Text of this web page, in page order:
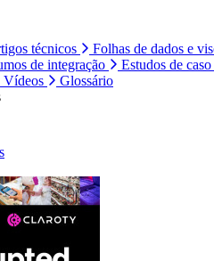
técnicos
Folhas de dados e
de integração
Estudos de caso
Vídeos
Glossário